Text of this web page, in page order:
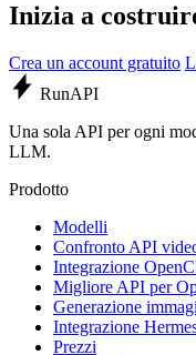
Inizia a
Crea un account gratuito
RunAPI
Una sola API per ogni
LLM.
Prodotto
Modelli
Confronto API
Integrazione
Migliore API per
Generazione
Integrazione
Prezzi